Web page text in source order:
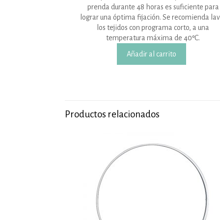
prenda durante 48 horas es suficiente para
lograr una óptima fijación. Se recomienda
los tejidos con programa corto, a una
temperatura máxima de 40ºC.
Añadir al carrito
Productos relacionados